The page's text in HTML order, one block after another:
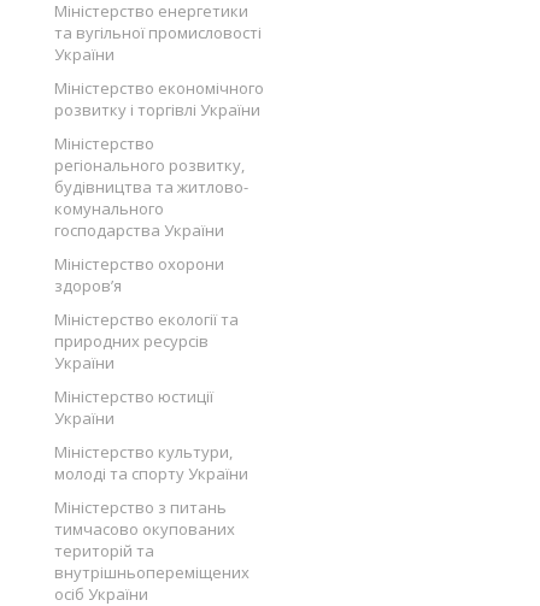
Міністерство енергетики
та вугільної промисловості
України
Міністерство економічного
розвитку і торгівлі України
Міністерство
регіонального розвитку,
будівництва та житлово-
комунального
господарства України
Міністерство охорони
здоров’я
Міністерство екології та
природних ресурсів
України
Міністерство юстиції
України
Міністерство культури,
молоді та спорту України
Міністерство з питань
тимчасово окупованих
територій та
внутрішньопереміщених
осіб України